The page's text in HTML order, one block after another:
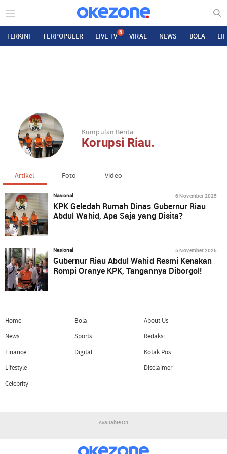
TERKINI TERPOPULER LIVE TV N VIRAL NEWS BOLA
Kumpulan Berita
Korupsi Riau.
Artikel Foto Video
Nasional 6 November 2025
KPK Geledah Rumah Dinas Gubernur Riau
Abdul Wahid, Apa Saja yang Disita?
Nasional 5 November 2025
Gubernur Riau Abdul Wahid Resmi Kenakan
Rompi Oranye KPK, Tangannya Diborgol!
Home
News
Finance
Lifestyle
Celebrity
Bola
Sports
Digital
About Us
Redaksi
Kotak Pos
Disclaimer
Available On